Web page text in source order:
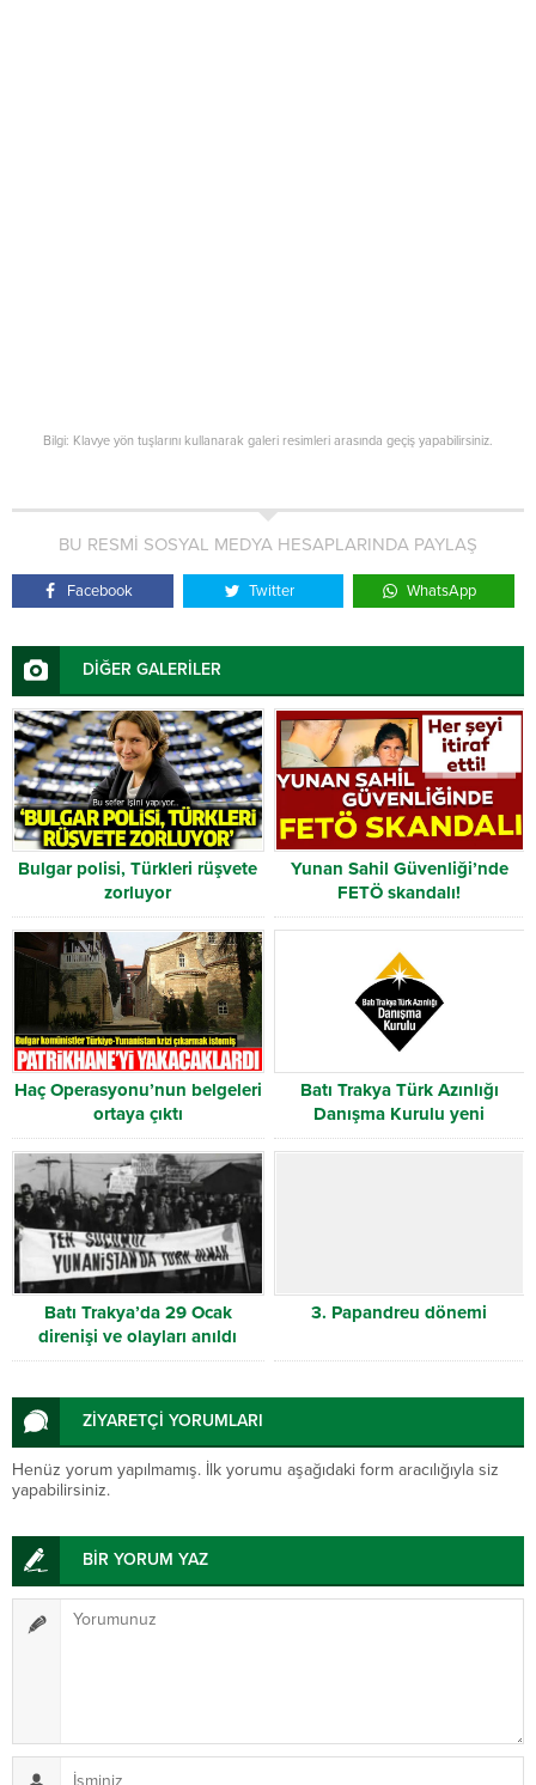
Bilgi: Klavye yön tuşlarını kullanarak galeri resimleri arasında geçiş yapabilirsiniz.
BU RESMİ SOSYAL MEDYA HESAPLARINDA PAYLAŞ
Facebook Twitter WhatsApp
DİĞER GALERİLER
Bulgar polisi, Türkleri rüşvete
zorluyor
Yunan Sahil Güvenliği’nde
FETÖ skandalı!
Haç Operasyonu’nun belgeleri
ortaya çıktı
Batı Trakya Türk Azınlığı
Danışma Kurulu yeni
yönetimini belirledi
Batı Trakya’da 29 Ocak
direnişi ve olayları anıldı
3. Papandreu dönemi
ZİYARETÇİ YORUMLARI
Henüz yorum yapılmamış. İlk yorumu aşağıdaki form aracılığıyla siz
yapabilirsiniz.
BİR YORUM YAZ